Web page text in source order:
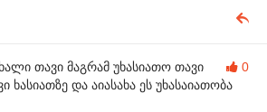
0
თავი მაგრამ უხასიათო თავი
ხასიათზე და აიასახა ეს უხასაიათობა